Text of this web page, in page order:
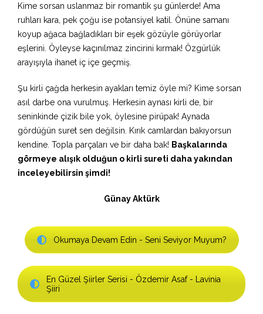
Kime sorsan uslanmaz bir romantik şu günlerde! Ama
ruhları kara, pek çoğu ise potansiyel katil. Önüne samanı
koyup ağaca bağladıkları bir eşek gözüyle görüyorlar
eşlerini. Öyleyse kaçınılmaz zincirini kırmak! Özgürlük
arayışıyla ihanet iç içe geçmiş.
Şu kirli çağda herkesin ayakları temiz öyle mi? Kime sorsan
asıl darbe ona vurulmuş. Herkesin aynası kirli de, bir
seninkinde çizik bile yok, öylesine pirüpak! Aynada
gördüğün suret sen değilsin. Kırık camlardan bakıyorsun
kendine. Topla parçaları ve bir daha bak! Başkalarında
görmeye alışık olduğun o kirli sureti daha yakından
inceleyebilirsin şimdi!
Günay Aktürk
Okumaya Devam Edin - Seni Seviyor Muyum?
En Güzel Şiirler Serisi - Özdemir Asaf - Lavinia
Şiiri